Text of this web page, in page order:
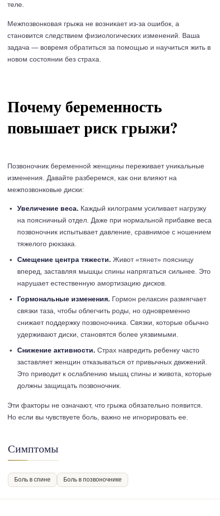
теле.
Межпозвонковая грыжа не возникает из-за ошибок, а
становится следствием физиологических изменений. Ваша
задача — вовремя обратиться за помощью и научиться жить в
новом состоянии без страха.
Почему беременность
повышает риск грыжи?
Позвоночник беременной женщины переживает уникальные
изменения. Давайте разберемся, как они влияют на
межпозвонковые диски:
Увеличение веса. Каждый килограмм усиливает нагрузку
на поясничный отдел. Даже при нормальной прибавке веса
позвоночник испытывает давление, сравнимое с ношением
тяжелого рюкзака.
Смещение центра тяжести. Живот «тянет» поясницу
вперед, заставляя мышцы спины напрягаться сильнее. Это
нарушает естественную амортизацию дисков.
Гормональные изменения. Гормон релаксин размягчает
связки таза, чтобы облегчить роды, но одновременно
снижает поддержку позвоночника. Связки, которые обычно
удерживают диски, становятся более уязвимыми.
Снижение активности. Страх навредить ребенку часто
заставляет женщин отказываться от привычных движений.
Это приводит к ослаблению мышц спины и живота, которые
должны защищать позвоночник.
Эти факторы не означают, что грыжа обязательно появится.
Но если вы чувствуете боль, важно не игнорировать ее.
Симптомы
Боль в спине Боль в позвоночнике